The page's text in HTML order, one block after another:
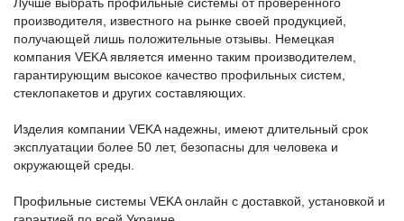
производителя, известного на рынке своей продукцией,
получающей лишь положительные отзывы. Немецкая
компания VEKA является именно таким производителем,
гарантирующим высокое качество профильных систем,
стеклопакетов и других составляющих.
Изделия компании VEKA надежны, имеют длительный срок
эксплуатации более 50 лет, безопасны для человека и
окружающей среды.
Профильные системы VEKA онлайн с доставкой, установкой и